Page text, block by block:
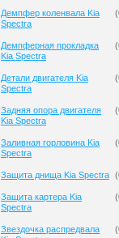
Демпфер коленвала Kia
Spectra
(
Демпферная прокладка
Kia Spectra
(
Детали двигателя Kia
Spectra
(
Задняя опора двигателя
Kia Spectra
(
Заливная горловина Kia
Spectra
(
Защита днища Kia Spectra (
Защита картера Kia
Spectra
(
Звездочка распредвала
(